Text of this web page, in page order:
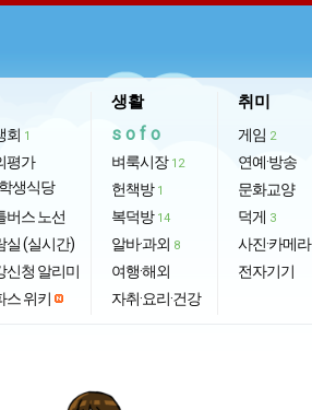
회 1
평가
학생식당
버스 노선
실 (실시간)
신청 알리미
스 위키
생활
sofo
벼룩시장 12
헌책방 1
복덕방 14
알바·과외 8
여행·해외
자취·요리·건강
취미
게임 2
연예·방송
문화교양
덕게 3
사진·카메라
전자기기